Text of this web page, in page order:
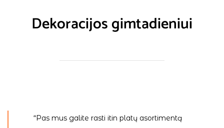
Dekoracijos gimtadieniui
“Pas mus galite rasti itin platų asortimentą